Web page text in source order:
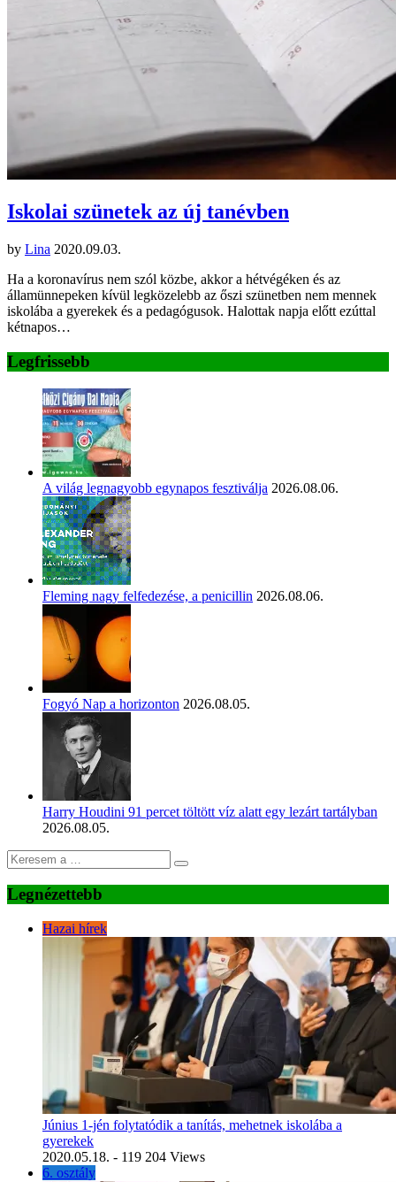
Iskolai szünetek az új tanévben
by Lina 2020.09.03.
Ha a koronavírus nem szól közbe, akkor a hétvégéken és az
államünnepeken kívül legközelebb az őszi szünetben nem mennek
iskolába a gyerekek és a pedagógusok. Halottak napja előtt ezúttal
kétnapos…
Legfrissebb
A világ legnagyobb egynapos fesztiválja 2026.08.06.
Fleming nagy felfedezése, a penicillin 2026.08.06.
Fogyó Nap a horizonton 2026.08.05.
Harry Houdini 91 percet töltött víz alatt egy lezárt tartályban
2026.08.05.
Legnézettebb
Hazai hírek
Június 1-jén folytatódik a tanítás, mehetnek iskolába a
gyerekek
2020.05.18. - 119 204 Views
6. osztály